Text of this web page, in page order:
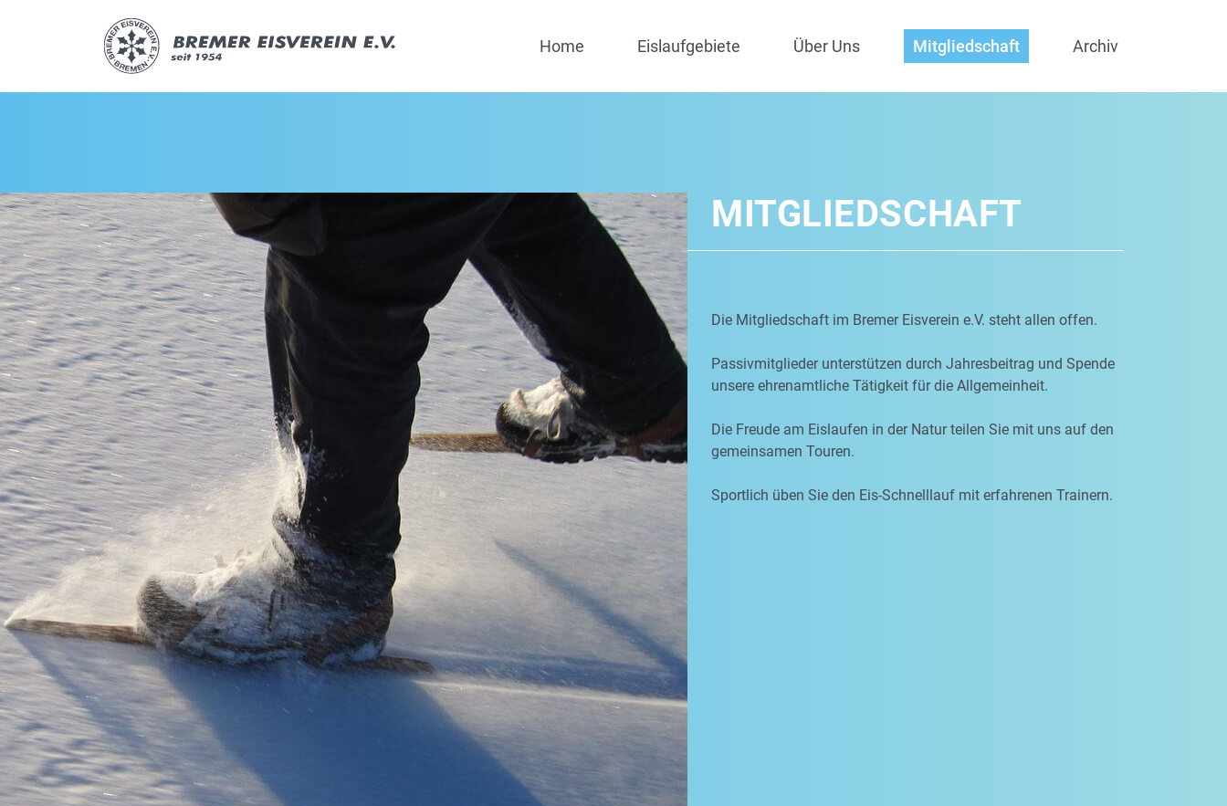
Home Eislaufgebiete Über Uns Mitgliedschaft Archiv
MITGLIEDSCHAFT
Die Mitgliedschaft im Bremer Eisverein e.V. steht allen offen.
Passivmitglieder unterstützen durch Jahresbeitrag und Spende
unsere ehrenamtliche Tätigkeit für die Allgemeinheit.
Die Freude am Eislaufen in der Natur teilen Sie mit uns auf den
gemeinsamen Touren.
Sportlich üben Sie den Eis-Schnelllauf mit erfahrenen Trainern.